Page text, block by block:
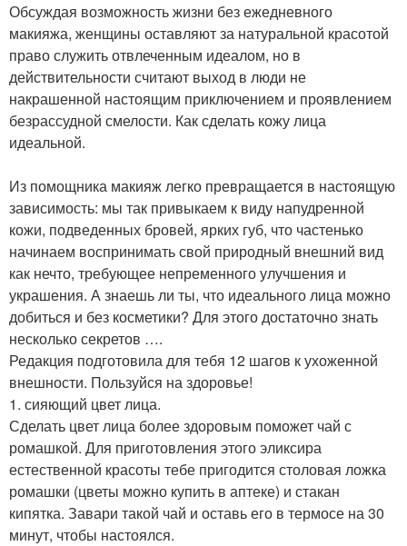
Обсуждая возможность жизни без ежедневного
макияжа, женщины оставляют за натуральной красотой
право служить отвлеченным идеалом, но в
действительности считают выход в люди не
накрашенной настоящим приключением и проявлением
безрассудной смелости. Как сделать кожу лица
идеальной.
Из помощника макияж легко превращается в настоящую
зависимость: мы так привыкаем к виду напудренной
кожи, подведенных бровей, ярких губ, что частенько
начинаем воспринимать свой природный внешний вид
как нечто, требующее непременного улучшения и
украшения. А знаешь ли ты, что идеального лица можно
добиться и без косметики? Для этого достаточно знать
несколько секретов ….
Редакция подготовила для тебя 12 шагов к ухоженной
внешности. Пользуйся на здоровье!
1. сияющий цвет лица.
Сделать цвет лица более здоровым поможет чай с
ромашкой. Для приготовления этого эликсира
естественной красоты тебе пригодится столовая ложка
ромашки (цветы можно купить в аптеке) и стакан
кипятка. Завари такой чай и оставь его в термосе на 30
минут, чтобы настоялся.